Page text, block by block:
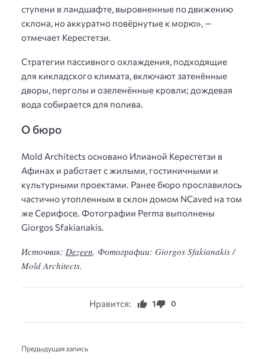
ступени в ландшафте, выровненные по движению
склона, но аккуратно повёрнутые к морю», —
отмечает Керестетзи.
Стратегии пассивного охлаждения, подходящие
для кикладского климата, включают затенённые
дворы, перголы и озеленённые кровли; дождевая
вода собирается для полива.
О бюро
Mold Architects основано Илианой Керестетзи в
Афинах и работает с жилыми, гостиничными и
культурными проектами. Ранее бюро прославилось
частично утопленным в склон домом NCaved на том
же Серифосе. Фотографии Perma выполнены
Giorgos Sfakianakis.
Источник: Dezeen. Фотографии: Giorgos Sfakianakis /
Mold Architects.
Нравится: 1 0
Предыдущая запись